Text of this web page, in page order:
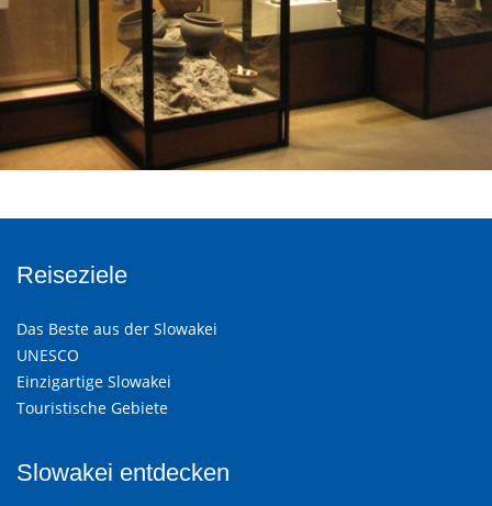
Reiseziele
Das Beste aus der Slowakei
UNESCO
Einzigartige Slowakei
Touristische Gebiete
Slowakei entdecken